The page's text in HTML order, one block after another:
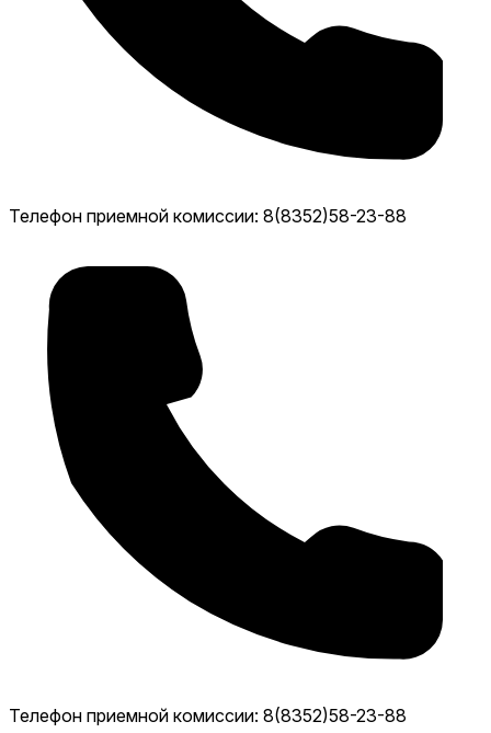
Телефон приемной комиссии: 8(8352)58-23-88
Телефон приемной комиссии: 8(8352)58-23-88